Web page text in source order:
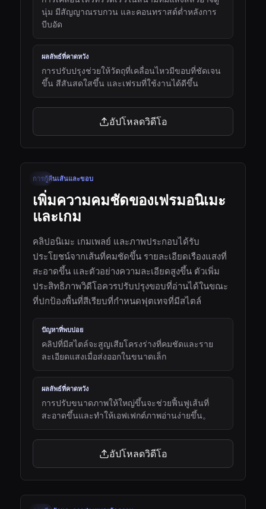
นุ่ม มีสัญญาณรบกวน และคอนทราสต์ต่ำหลังการ
บีบอัด
ผลลัพธ์ที่คาดหวัง
การปรับปรุงช่วยให้วัตถุที่เคลื่อนไหวมีขอบที่ชัดเจน
ขึ้น สีสันสดใสขึ้น และเฟรมที่ใช้งานได้ดีขึ้น
อัปโหลดวิดีโอ
ก่อน
การกู้คืนเส้นและขอบ
เพิ่มความคมชัดของเฟรมอนิเมะ
และเกม
คลิปอนิเมะ เกมเพลย์ และภาพประกอบได้รับ
ประโยชน์จากเส้นที่คมชัดขึ้น รายละเอียดเรืองแสงที่
สะอาดขึ้น และตัวอย่างความละเอียดสูงขึ้น ตัวเพิ่ม
ประสิทธิภาพวิดีโอควรปรับปรุงขอบที่อ่านได้ในขณะ
ที่ปกป้องพื้นที่สีเรียบที่กำหนดฟุตเทจที่มีสไตล์
ปัญหาที่พบบ่อย
คลิปที่มีสไตล์จะสูญเสียโครงร่างที่คมชัดและราย
ละเอียดแสงเมื่อส่งออกในขนาดเล็ก
ผลลัพธ์ที่คาดหวัง
การปรับขนาดภาพให้ใหญ่ขึ้นจะช่วยฟื้นฟูเส้นที่
สะอาดขึ้นและทำให้เอฟเฟกต์ภาพอ่านง่ายขึ้น。
อัปโหลดวิดีโอ